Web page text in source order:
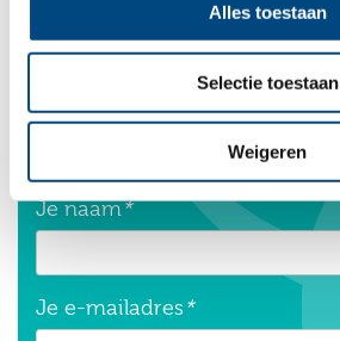
Alles toestaan
Selectie toestaan
Weigeren
Leave this field blank
Je naam*
Je e-mailadres*